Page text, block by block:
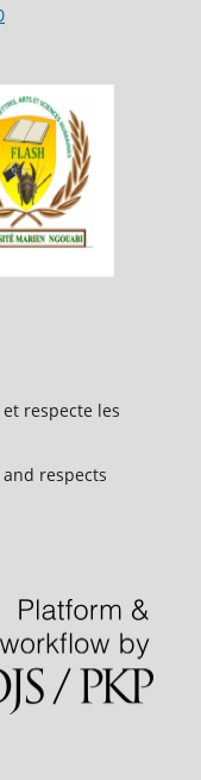
les
respects